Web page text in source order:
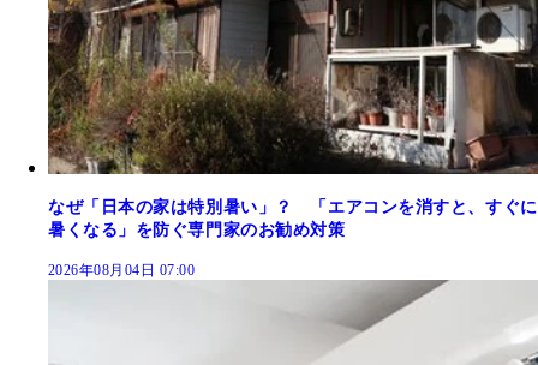
なぜ「日本の家は特別暑い」？ 「エアコンを消すと、すぐに
暑くなる」を防ぐ専門家のお勧め対策
2026年08月04日 07:00